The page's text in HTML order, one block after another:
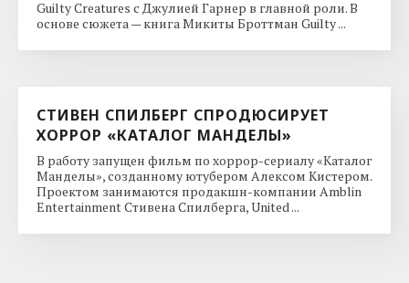
Guilty Creatures с Джулией Гарнер в главной роли. В
основе сюжета — книга Микиты Броттман Guilty ...
СТИВЕН СПИЛБЕРГ СПРОДЮСИРУЕТ
ХОРРОР «КАТАЛОГ МАНДЕЛЫ»
В работу запущен фильм по хоррор-сериалу «Каталог
Манделы», созданному ютубером Алексом Кистером.
Проектом занимаются продакшн-компании Amblin
Entertainment Стивена Спилберга, United ...